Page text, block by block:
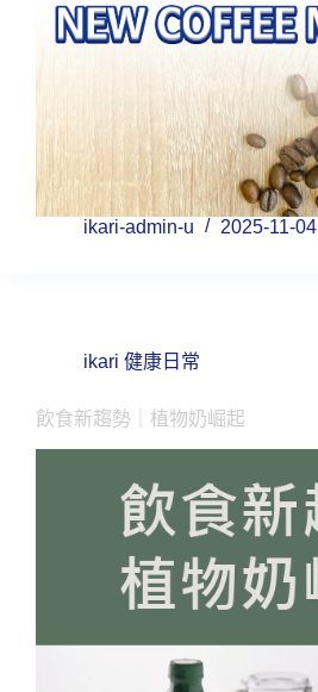
ikari-admin-u 2025-11-04
ikari 健康日常
飲食新趨勢｜植物奶崛起